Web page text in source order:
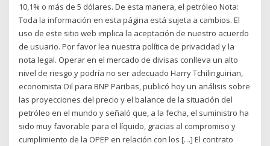
10,1% o más de 5 dólares. De esta manera, el petróleo Nota:
Toda la información en esta página está sujeta a cambios. El
uso de este sitio web implica la aceptación de nuestro acuerdo
de usuario. Por favor lea nuestra política de privacidad y la
nota legal. Operar en el mercado de divisas conlleva un alto
nivel de riesgo y podría no ser adecuado Harry Tchilinguirian,
economista Oil para BNP Paribas, publicó hoy un análisis sobre
las proyecciones del precio y el balance de la situación del
petróleo en el mundo y señaló que, a la fecha, el suministro ha
sido muy favorable para el líquido, gracias al compromiso y
cumplimiento de la OPEP en relación con los […] El contrato